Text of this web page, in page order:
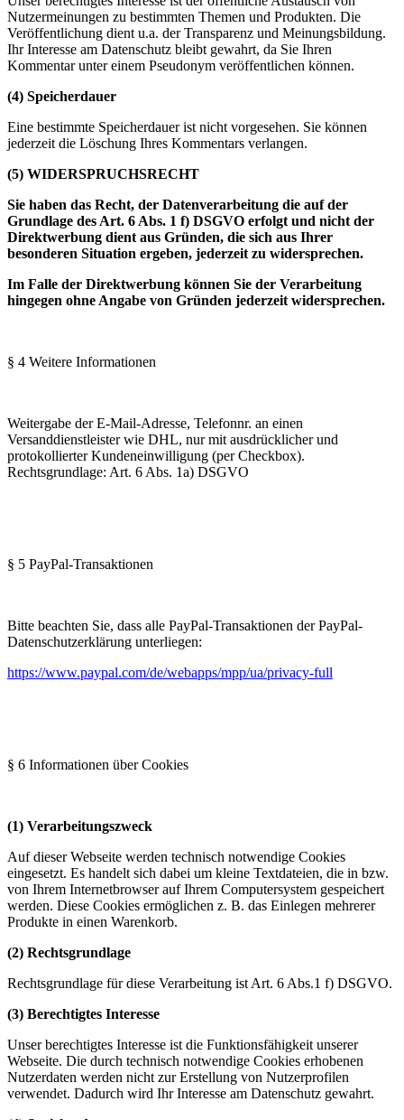
Nutzermeinungen zu bestimmten Themen und Produkten. Die
Veröffentlichung dient u.a. der Transparenz und Meinungsbildung.
Ihr Interesse am Datenschutz bleibt gewahrt, da Sie Ihren
Kommentar unter einem Pseudonym veröffentlichen können.
(4) Speicherdauer
Eine bestimmte Speicherdauer ist nicht vorgesehen. Sie können
jederzeit die Löschung Ihres Kommentars verlangen.
(5) WIDERSPRUCHSRECHT
Sie haben das Recht, der Datenverarbeitung die auf der
Grundlage des Art. 6 Abs. 1 f) DSGVO erfolgt und nicht der
Direktwerbung dient aus Gründen, die sich aus Ihrer
besonderen Situation ergeben, jederzeit zu widersprechen.
Im Falle der Direktwerbung können Sie der Verarbeitung
hingegen ohne Angabe von Gründen jederzeit widersprechen.
§ 4 Weitere Informationen
Weitergabe der E-Mail-Adresse, Telefonnr. an einen
Versanddienstleister wie DHL, nur mit ausdrücklicher und
protokollierter Kundeneinwilligung (per Checkbox).
Rechtsgrundlage: Art. 6 Abs. 1a) DSGVO
§ 5 PayPal-Transaktionen
Bitte beachten Sie, dass alle PayPal-Transaktionen der PayPal-
Datenschutzerklärung unterliegen:
https://www.paypal.com/de/webapps/mpp/ua/privacy-full
§ 6 Informationen über Cookies
(1) Verarbeitungszweck
Auf dieser Webseite werden technisch notwendige Cookies
eingesetzt. Es handelt sich dabei um kleine Textdateien, die in bzw.
von Ihrem Internetbrowser auf Ihrem Computersystem gespeichert
werden. Diese Cookies ermöglichen z. B. das Einlegen mehrerer
Produkte in einen Warenkorb.
(2) Rechtsgrundlage
Rechtsgrundlage für diese Verarbeitung ist Art. 6 Abs.1 f) DSGVO.
(3) Berechtigtes Interesse
Unser berechtigtes Interesse ist die Funktionsfähigkeit unserer
Webseite. Die durch technisch notwendige Cookies erhobenen
Nutzerdaten werden nicht zur Erstellung von Nutzerprofilen
verwendet. Dadurch wird Ihr Interesse am Datenschutz gewahrt.